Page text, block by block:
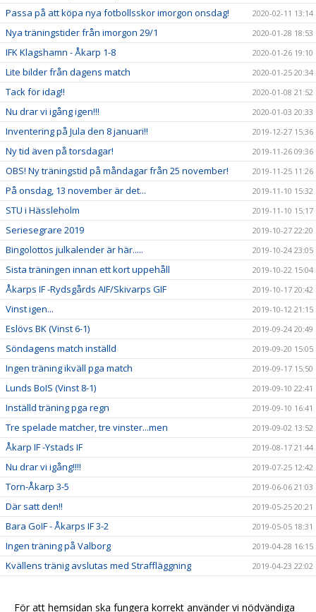
Passa på att köpa nya fotbollsskor imorgon onsdag! 2020-02-11 13:14
Nya träningstider från imorgon 29/1 2020-01-28 18:53
IFK Klagshamn - Åkarp 1-8 2020-01-26 19:10
Lite bilder från dagens match 2020-01-25 20:34
Tack för idag!! 2020-01-08 21:52
Nu drar vi igång igen!!! 2020-01-03 20:33
Inventering på Jula den 8 januari!! 2019-12-27 15:36
Ny tid även på torsdagar! 2019-11-26 09:36
OBS! Ny träningstid på måndagar från 25 november! 2019-11-25 11:26
På onsdag, 13 november är det... 2019-11-10 15:32
STU i Hässleholm 2019-11-10 15:17
Seriesegrare 2019 2019-10-27 22:20
Bingolottos julkalender är här..... 2019-10-24 23:05
Sista träningen innan ett kort uppehåll 2019-10-22 15:04
Åkarps IF -Rydsgårds AIF/Skivarps GIF 2019-10-17 20:42
Vinst igen... 2019-10-12 21:15
Eslövs BK (Vinst 6-1) 2019-09-24 20:49
Söndagens match inställd 2019-09-20 15:05
Ingen träning ikväll pga match 2019-09-17 15:50
Lunds BoIS (Vinst 8-1) 2019-09-10 22:41
Inställd träning pga regn 2019-09-10 16:41
Tre spelade matcher, tre vinster...men 2019-09-02 13:52
Åkarp IF -Ystads IF 2019-08-17 21:44
Nu drar vi igång!!!! 2019-07-25 12:42
Torn-Åkarp 3-5 2019-06-06 21:03
Där satt den!! 2019-05-25 20:21
Bara GoIF - Åkarps IF 3-2 2019-05-05 18:31
Ingen träning på Valborg 2019-04-28 16:15
Kvällens tränig avslutas med Straffläggning 2019-04-23 22:02
Match mot Lödde 2019-04-23 18:13
För att hemsidan ska fungera korrekt använder vi nödvändiga